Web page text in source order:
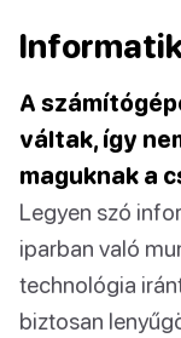
A
váltak, így
maguknak a
Legyen szó
iparban való
technológia
biztosan